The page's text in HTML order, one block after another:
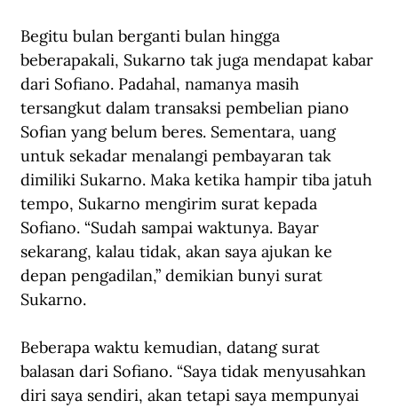
Begitu bulan berganti bulan hingga
beberapakali, Sukarno tak juga mendapat kabar
dari Sofiano. Padahal, namanya masih
tersangkut dalam transaksi pembelian piano
Sofian yang belum beres. Sementara, uang
untuk sekadar menalangi pembayaran tak
dimiliki Sukarno. Maka ketika hampir tiba jatuh
tempo, Sukarno mengirim surat kepada
Sofiano. “Sudah sampai waktunya. Bayar
sekarang, kalau tidak, akan saya ajukan ke
depan pengadilan,” demikian bunyi surat
Sukarno.
Beberapa waktu kemudian, datang surat
balasan dari Sofiano. “Saya tidak menyusahkan
diri saya sendiri, akan tetapi saya mempunyai